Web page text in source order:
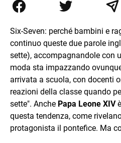
collaborato con grandi
comunicazione
Six-Seven: perché bambini e
continuo queste due parole
sette), accompagnandole con
moda sta impazzando
arrivata a scuola, con docenti
reazioni della classe quando
sette". Anche Papa Leone XIV
questa tendenza, come
protagonista il pontefice. Ma